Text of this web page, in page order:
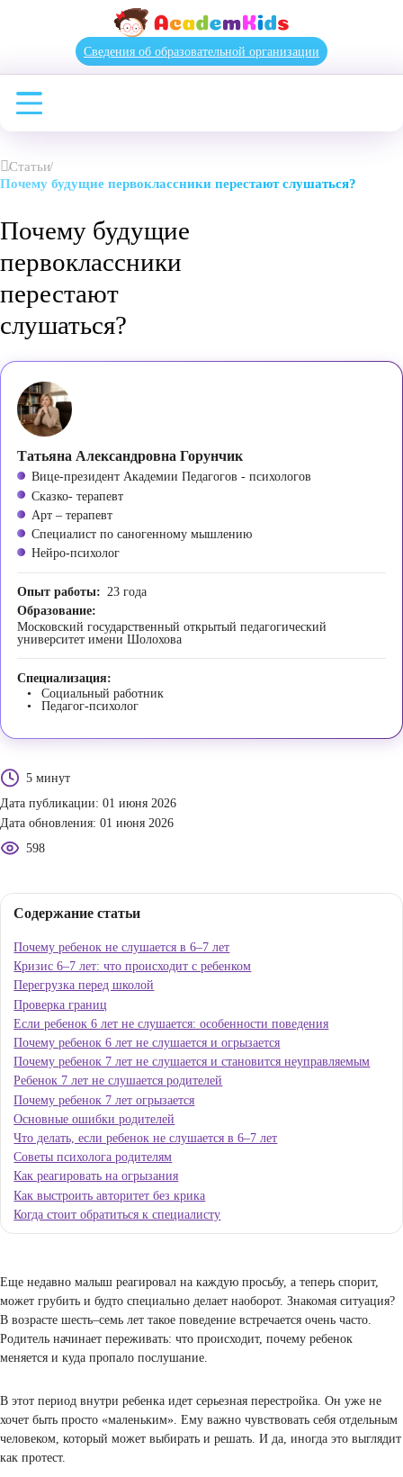
Сведения об образовательной организации
Статьи
Почему будущие
первоклассники
перестают
слушаться?
Татьяна Александровна Горунчик
Вице-президент Академии Педагогов - психологов
Сказко- терапевт
Специалист по саногенному мышлению
Нейро-психолог
Образование:
Московский государственный открытый педагогический
университет имени Шолохова
Педагог-психолог
Дата публикации: 01 июня 2026
Дата обновления: 01 июня 2026
598
Содержание статьи
Почему ребенок не слушается в 6–7 лет
Кризис 6–7 лет: что происходит с ребенком
Перегрузка перед школой
Проверка границ
Если ребенок 6 лет не слушается: особенности поведения
Почему ребенок 6 лет не слушается и огрызается
Почему ребенок 7 лет не слушается и становится
Ребенок 7 лет не слушается родителей
Почему ребенок 7 лет огрызается
Советы психолога родителям
Как реагировать на огрызания
Как выстроить авторитет без крика
Когда стоит обратиться к специалисту
Еще недавно малыш реагировал на каждую просьбу, а теперь
может грубить и будто специально делает наоборот. Знакомая
В возрасте шесть–семь лет такое поведение встречается очень